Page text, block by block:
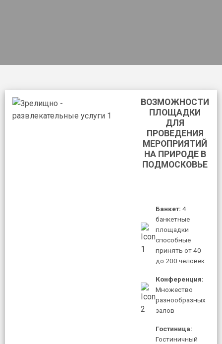
ВОЗМОЖНОСТИ
ПЛОЩАДКИ
ДЛЯ
ПРОВЕДЕНИЯ
МЕРОПРИЯТИЙ
НА ПРИРОДЕ В
ПОДМОСКОВЬЕ
Банкет: 4
банкетные
площадки
способные
принять от 40
до 200 человек
Конференция:
Множество
разнообразных
залов
Гостиница:
Гостиничный